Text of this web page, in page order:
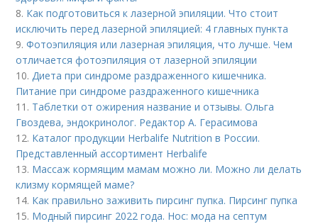
8. Как подготовиться к лазерной эпиляции. Что стоит
исключить перед лазерной эпиляцией: 4 главных пункта
9.Фотоэпиляция или лазерная эпиляция, что лучше. Чем
отличается фотоэпиляция от лазерной эпиляции
10.Диета при синдроме раздраженного кишечника.
Питание при синдроме раздраженного кишечника
11. Таблетки от ожирения название и отзывы. Ольга
Гвоздева, эндокринолог. Редактор А. Герасимова
12. Каталог продукции Herbalife Nutrition в России.
Представленный ассортимент Herbalife
13. Массаж кормящим мамам можно ли. Можно ли делать
клизму кормящей маме?
14. Как правильно заживить пирсинг пупка. Пирсинг пупка
15. Модный пирсинг 2022 года. Нос: мода на септум